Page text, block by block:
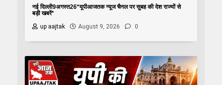
नई दिल्ली9अगस्त26*यूपीआजतक न्यूज चैनल पर सुबह की देश राज्यों से
बड़ी खबरें*
up aajtak
August 9, 2026 0